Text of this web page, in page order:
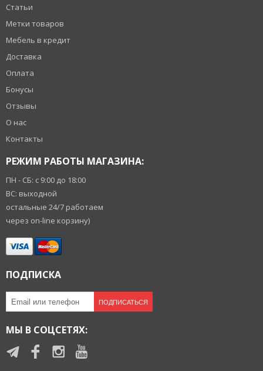
Статьи
Метки товаров
Мебель в кредит
Доставка
Оплата
Бонусы
Отзывы
О нас
Контакты
РЕЖИМ РАБОТЫ МАГАЗИНА:
ПН - СБ: с 9:00 до 18:00
ВС: выходной
остальные 24/7 работаем
через on-line корзину)
ПОДПИСКА
ПОДПИСАТЬСЯ
МЫ В СОЦСЕТЯХ: